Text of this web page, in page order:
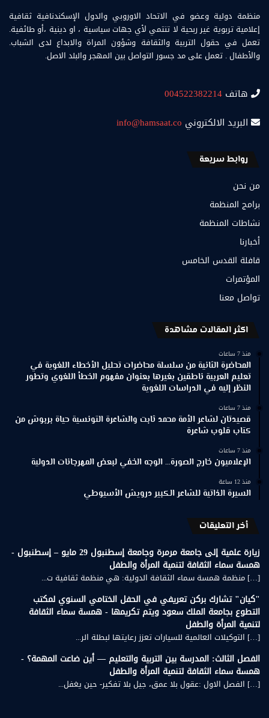
منظمة دولية وعضو في الاتحاد الاوروبي والدول الإسكندنافية ثقافية
إعلامية تربوية غير ربحية لا تنتمي لأي جهات سياسية ، او دينية ،أو طائفية.
تعمل في حقول التربية والثقافة وشؤون المراة والابداع لدى الشباب.
والأطفال . تعمل على مد جسور التواصل بين المهجر والبلد الاصل.
هاتف 004522382214
البريد الالكتروني info@hamsaat.co
روابط سريعة
من نحن
برامج المنظمة
نشاطات المنظمة
أخبارنا
قافلة القدس الخامس
المؤتمرات
تواصل معنا
اكثر المقالات مشاهدة
منذ 7 ساعات
المحاضرة الثانية من سلسلة محاضرات تحليل الأخطاء اللغوية في
تعليم العربية ناطقين بغيرها بعنوان مفهوم الخطأ اللغوي وتطور
النظر إليه في الدراسات اللغوية
منذ 7 ساعات
قصيدتان لشاعر الأمة محمد ثابت والشاعرة التونسية حياة بربوش من
كتاب قلوب شاعرة
منذ 7 ساعات
الإعلاميون خارج الصورة… الوجه الخفي لبعض المهرجانات الدولية
منذ 12 ساعة
السيرة الذاتية للشاعر الكبير درويش الأسيوطي
أخر التعليقات
زيارة علمية إلى جامعة مرمرة وجامعة إسطنبول 29 مايو – إسطنبول -
همسة سماء الثقافة لتنمية المرأة والطفل
[…] منظمة همسة سماء الثقافة الدولية: هي منظمة ثقافية ت...
"كيان" تشارك بركن تعريفي في الحفل الختامي السنوي لمكتب
التطوع بجامعة الملك سعود ويتم تكريمها - همسة سماء الثقافة
لتنمية المرأة والطفل
[…] التوكيلات العالمية للسيارات تعزز رعايتها لبطلة الر...
الفصل الثالث: المدرسة بين التربية والتعليم — أين ضاعت المهمة؟ -
همسة سماء الثقافة لتنمية المرأة والطفل
[…] الفصل الاول :عقول بلا عمق، جيل بلا تفكير- حين يغفل...